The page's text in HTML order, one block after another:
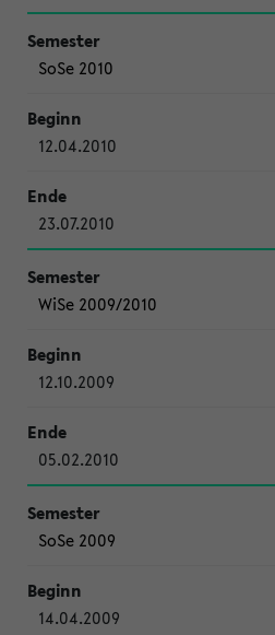
SoSe 2010
12.04.2010
23.07.2010
WiSe 2009/2010
12.10.2009
05.02.2010
SoSe 2009
14.04.2009